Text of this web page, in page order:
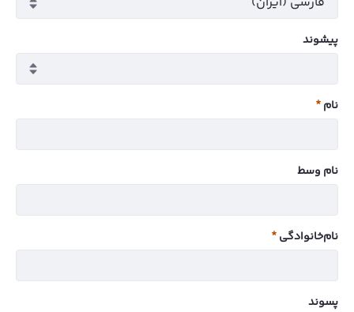
پيشوند
نام
ضروری
نام وسط
نام‌خانوادگی
ضروری
پسوند